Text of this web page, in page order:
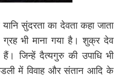
सुंदरता का देवता कहा जाता
भी माना गया है। शुक्र देव
जिन्हें दैत्यगुरु की उपाधि भी
में विवाह और संतान आदि के